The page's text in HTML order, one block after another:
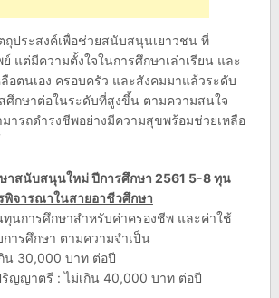
ประสงค์เพื่อช่วยสนับสนุนเยาวชน ที่
แต่มีความตั้งใจในการศึกษาเล่าเรียน และ
อตนเอง ครอบครัว และสังคมมาแล้วระดับ
ศึกษาต่อในระดับที่สูงขึ้น ตามความสนใจ
ารถดำรงชีพอย่างมีความสุขพร้อมช่วยเหลือ
าสนับสนุนใหม่ ปีการศึกษา 2561 5-8 ทุน
พิจารณาในสายอาชีวศึกษา
นการศึกษาสำหรับค่าครองชีพ และค่าใช้
การศึกษา ตามความจำเป็น
น 30,000 บาท ต่อปี
ญญาตรี : ไม่เกิน 40,000 บาท ต่อปี